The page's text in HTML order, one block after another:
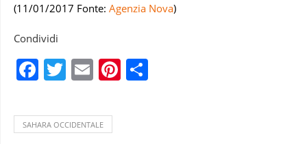
(11/01/2017 Fonte: Agenzia Nova)
Condividi
Facebook
Twitter
EmailPinterest
SAHARA OCCIDENTALE